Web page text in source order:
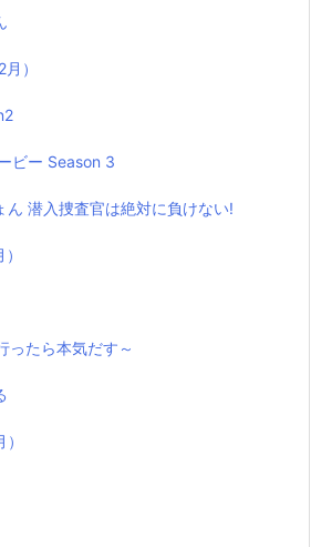
）
ビー Season 3
ん 潜入捜査官は絶対に負けない!
ったら本気だす～